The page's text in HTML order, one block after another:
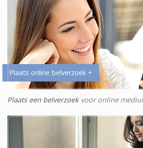
Plaats online belverzoek +
Plaats een belverzoekvoor online